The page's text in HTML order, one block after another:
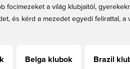
focimezeket a világ klubjaitól,
és kérd a mezedet egyedi felirattal, a
online a Unisportnál még ma.
Belga klubok Brazil